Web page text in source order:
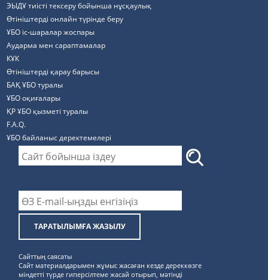
ЭЫДҰ тиісті тексеру бойынша нұсқаулық
Өтініштерді онлайн түрінде беру
ҰБО іс-шаралар жоспары
Аударма мен сараптамалар
КҰК
Өтініштерді қарау барысы
БАҚ ҰБО туралы
ҰБО оқиғалары
ҚР ҰБО қызметі туралы
F.A.Q.
ҰБО байланыс деректемелерi
ТАРАТЫЛЫМҒА ЖАЗЫЛУ
Сайттың саясаты
Сайт материалдарымен жұмыс жасаған кезде дереккөзге
міндетті түрде гиперсілтеме жасай отырып, мәтінді